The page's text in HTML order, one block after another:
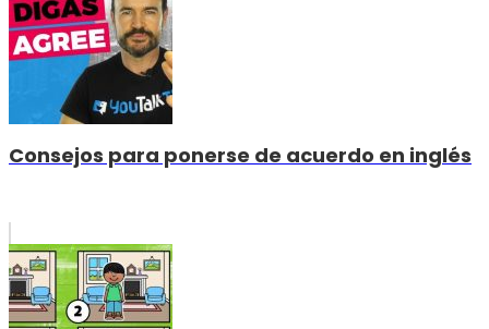
Consejos para ponerse de acuerdo en inglés